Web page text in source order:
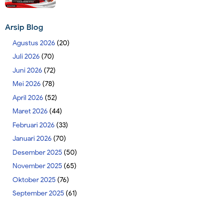
Arsip Blog
Agustus 2026 (20)
Juli 2026 (70)
Juni 2026 (72)
Mei 2026 (78)
April 2026 (52)
Maret 2026 (44)
Februari 2026 (33)
Januari 2026 (70)
Desember 2025 (50)
November 2025 (65)
Oktober 2025 (76)
September 2025 (61)